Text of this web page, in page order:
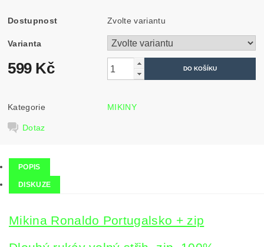
Dostupnost Zvolte variantu
Varianta
599 Kč
Kategorie MIKINY
Dotaz
POPIS
DISKUZE
Mikina Ronaldo Portugalsko + zip